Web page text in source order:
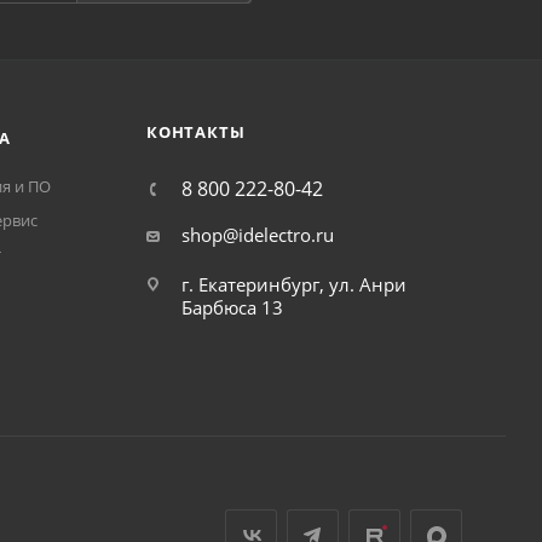
и ПО
КОНТАКТЫ
8 800 222-80-42
shop@idelectro.ru
г. Екатеринбург, ул. Анри
Барбюса 13